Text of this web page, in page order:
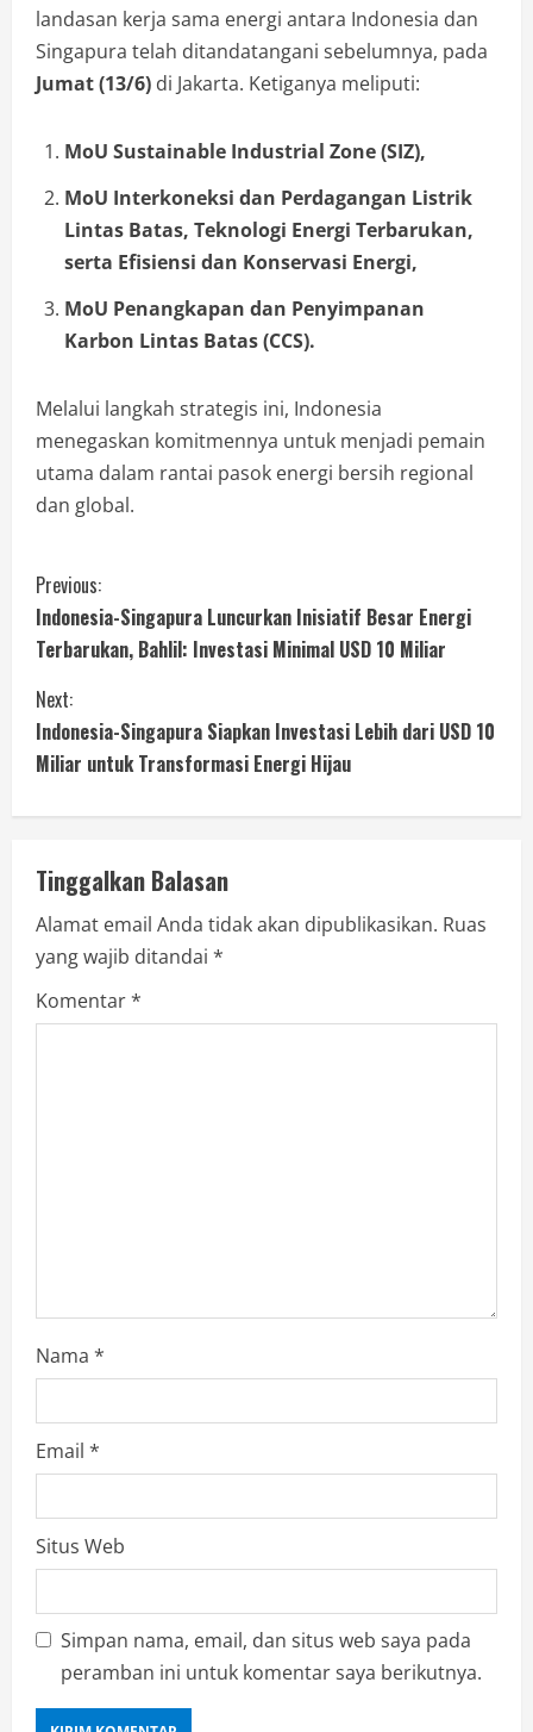
landasan kerja sama energi antara Indonesia dan
Singapura telah ditandatangani sebelumnya, pada
Jumat (13/6) di Jakarta. Ketiganya meliputi:
MoU Sustainable Industrial Zone (SIZ),
MoU Interkoneksi dan Perdagangan Listrik
Lintas Batas, Teknologi Energi Terbarukan,
serta Efisiensi dan Konservasi Energi,
MoU Penangkapan dan Penyimpanan
Karbon Lintas Batas (CCS).
Melalui langkah strategis ini, Indonesia
menegaskan komitmennya untuk menjadi pemain
utama dalam rantai pasok energi bersih regional
dan global.
Previous:
Indonesia-Singapura Luncurkan Inisiatif Besar Energi
Terbarukan, Bahlil: Investasi Minimal USD 10 Miliar
Next:
Indonesia-Singapura Siapkan Investasi Lebih dari USD 10
Miliar untuk Transformasi Energi Hijau
Tinggalkan Balasan
Alamat email Anda tidak akan dipublikasikan. Ruas
yang wajib ditandai *
Komentar*
Nama *
Email *
Situs Web
Simpan nama, email, dan situs web saya pada
peramban ini untuk komentar saya berikutnya.